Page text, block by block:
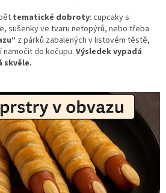
tematické dobroty: cupcaky s
sušenky ve tvaru netopýrů, nebo třeba
z párků zabalených v listovém těstě,
do kečupu. Výsledek vypadá
skvěle.